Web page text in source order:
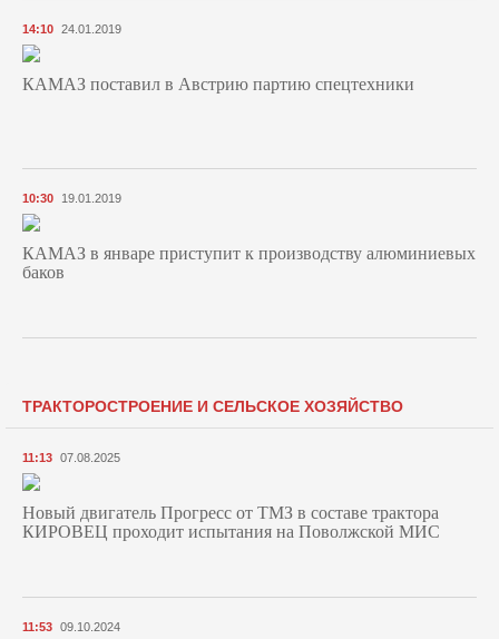
14:10 24.01.2019
КАМАЗ поставил в Австрию партию спецтехники
10:30 19.01.2019
КАМАЗ в январе приступит к производству алюминиевых
баков
ТРАКТОРОСТРОЕНИЕ И СЕЛЬСКОЕ ХОЗЯЙСТВО
11:13 07.08.2025
Новый двигатель Прогресс от ТМЗ в составе трактора
КИРОВЕЦ проходит испытания на Поволжской МИС
11:53 09.10.2024